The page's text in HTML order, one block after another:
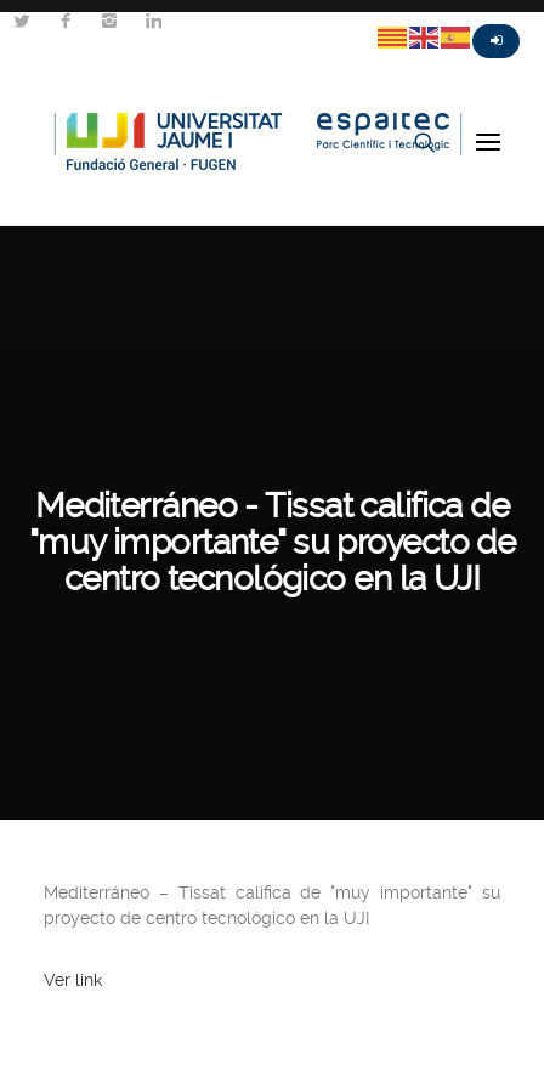
Mediterráneo - Tissat califica de
"muy importante" su proyecto de
centro tecnológico en la UJI
Mediterráneo – Tissat califica de "muy importante" su
proyecto de centro tecnológico en la UJI
Ver link